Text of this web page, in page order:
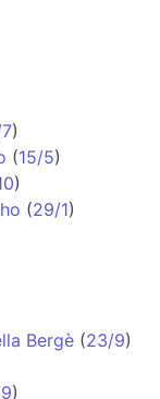
)
(15/5)
)
(29/1)
Bergè (23/9)
)